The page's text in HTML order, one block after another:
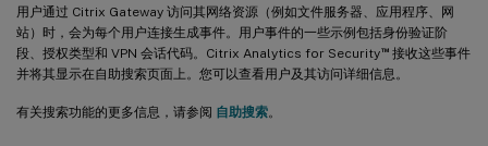
用户通过 Citrix Gateway 访问其网络资源（例如文件服务器、应用程序、网
站）时，会为每个用户连接生成事件。用户事件的一些示例包括身份验证阶
段、授权类型和 VPN 会话代码。Citrix Analytics for Security™接收这些事件
并将其显示在自助搜索页面上。您可以查看用户及其访问详细信息。
有关搜索功能的更多信息，请参阅 自助搜索。